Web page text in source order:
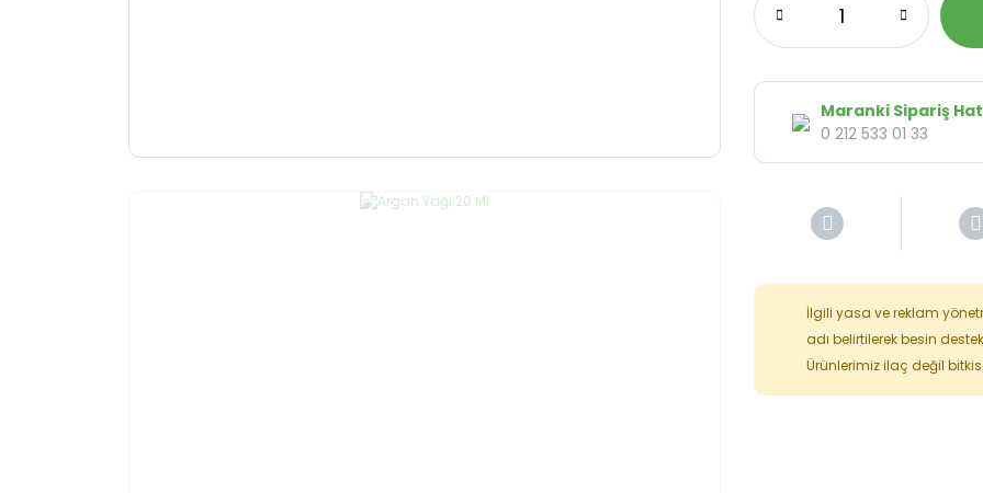
Maranki Sipariş
0 212 533 01 33
İlgili yasa ve reklam
adı belirtilerek besin
Ürünlerimiz ilaç değil